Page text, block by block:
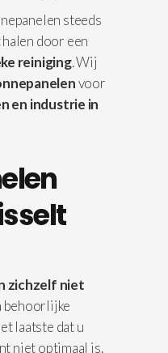
steeds
door een
reiniging. Wij
voor
en industrie in
zichzelf niet
behoorlijke
laatste dat u
niet optimaal is.